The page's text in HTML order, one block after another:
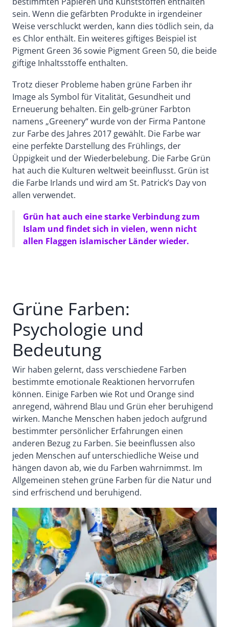
sein. Wenn die gefärbten Produkte in irgendeiner
Weise verschluckt werden, kann dies tödlich sein, da
es Chlor enthält. Ein weiteres giftiges Beispiel ist
Pigment Green 36 sowie Pigment Green 50, die beide
giftige Inhaltsstoffe enthalten.
Trotz dieser Probleme haben grüne Farben ihr
Image als Symbol für Vitalität, Gesundheit und
Erneuerung behalten. Ein gelb-grüner Farbton
namens „Greenery“ wurde von der Firma Pantone
zur Farbe des Jahres 2017 gewählt. Die Farbe war
eine perfekte Darstellung des Frühlings, der
Üppigkeit und der Wiederbelebung. Die Farbe Grün
hat auch die Kulturen weltweit beeinflusst. Grün ist
die Farbe Irlands und wird am St. Patrick’s Day von
allen verwendet.
Grün hat auch eine starke Verbindung zum
Islam und findet sich in vielen, wenn nicht
allen Flaggen islamischer Länder wieder.
Grüne Farben:
Psychologie und
Bedeutung
Wir haben gelernt, dass verschiedene Farben
bestimmte emotionale Reaktionen hervorrufen
können. Einige Farben wie Rot und Orange sind
anregend, während Blau und Grün eher beruhigend
wirken. Manche Menschen haben jedoch aufgrund
bestimmter persönlicher Erfahrungen einen
anderen Bezug zu Farben. Sie beeinflussen also
jeden Menschen auf unterschiedliche Weise und
hängen davon ab, wie du Farben wahrnimmst. Im
Allgemeinen stehen grüne Farben für die Natur und
sind erfrischend und beruhigend.